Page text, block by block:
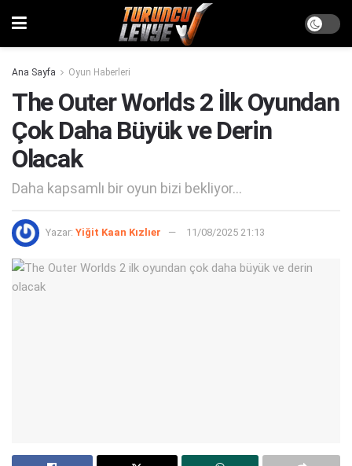
Ana Sayfa Oyun Haberleri
The Outer Worlds 2 İlk Oyundan
Çok Daha Büyük ve Derin
Olacak
Daha kapsamlı bir oyun bizi bekliyor...
Yazar: Yiğit Kaan Kızlıer 11/08/2025 21:13